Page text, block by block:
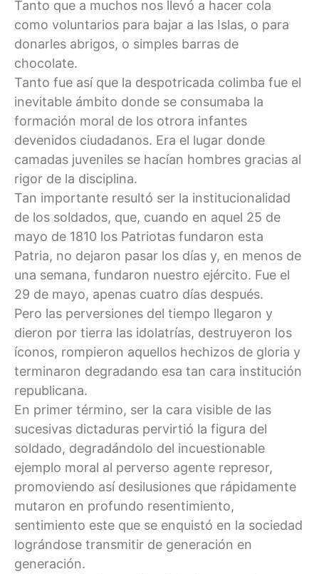
Tanto que a muchos nos llevó a hacer cola
como voluntarios para bajar a las Islas, o para
donarles abrigos, o simples barras de
chocolate.
Tanto fue así que la despotricada colimba fue el
inevitable ámbito donde se consumaba la
formación moral de los otrora infantes
devenidos ciudadanos. Era el lugar donde
camadas juveniles se hacían hombres gracias al
rigor de la disciplina.
Tan importante resultó ser la institucionalidad
de los soldados, que, cuando en aquel 25 de
mayo de 1810 los Patriotas fundaron esta
Patria, no dejaron pasar los días y, en menos de
una semana, fundaron nuestro ejército. Fue el
29 de mayo, apenas cuatro días después.
Pero las perversiones del tiempo llegaron y
dieron por tierra las idolatrías, destruyeron los
íconos, rompieron aquellos hechizos de gloria y
terminaron degradando esa tan cara institución
republicana.
En primer término, ser la cara visible de las
sucesivas dictaduras pervirtió la figura del
soldado, degradándolo del incuestionable
ejemplo moral al perverso agente represor,
promoviendo así desilusiones que rápidamente
mutaron en profundo resentimiento,
sentimiento este que se enquistó en la sociedad
lográndose transmitir de generación en
generación.